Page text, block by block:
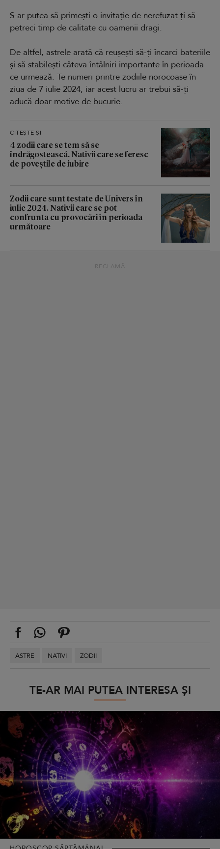
S-ar putea să primești o invitație de nerefuzat ți să
petreci timp de calitate cu oamenii dragi.
De altfel, astrele arată că reușești să-ți încarci bateriile
și să stabilești câteva întâlniri importante în perioada
ce urmează. Te numeri printre zodiile norocoase în
ziua de 7 iulie 2024, iar acest lucru ar trebui să-ți
aducă doar motive de bucurie.
CITEȘTE ȘI
4 zodii care se tem să se
îndrăgostească. Nativii care se feresc
de poveștile de iubire
Zodii care sunt testate de Univers în
iulie 2024. Nativii care se pot
confrunta cu provocări în perioada
următoare
RECLAMĂ
ASTRE NATIVI ZODII
TE-AR MAI PUTEA INTERESA ȘI